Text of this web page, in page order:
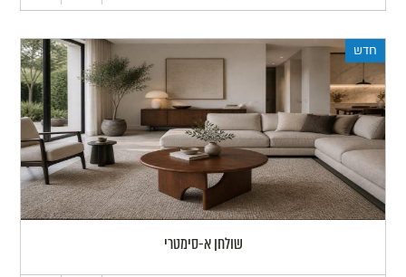
שולחן א-סימטרי
חדש